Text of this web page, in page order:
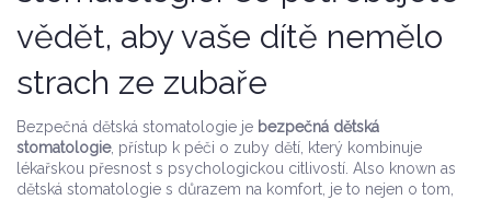
vědět, aby vaše dítě nemělo
strach ze zubaře
Bezpečná dětská stomatologie je bezpečná dětská
stomatologie, přístup k péči o zuby dětí, který kombinuje
lékařskou přesnost s psychologickou citlivostí . Also known as
dětská stomatologie s důrazem na komfort , je to nejen o tom,